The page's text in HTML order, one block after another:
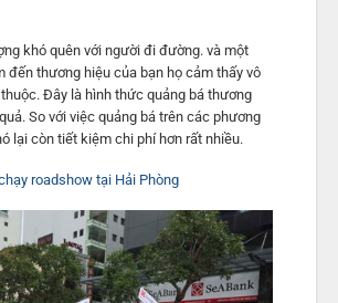
khó quên với người đi đường. và một
đến thương hiệu của bạn họ cảm thấy vô
Đây là hình thức quảng bá thương
So với việc quảng bá trên các phương
lại còn tiết kiệm chi phí hơn rất nhiều.
roadshow tại Hải Phòng